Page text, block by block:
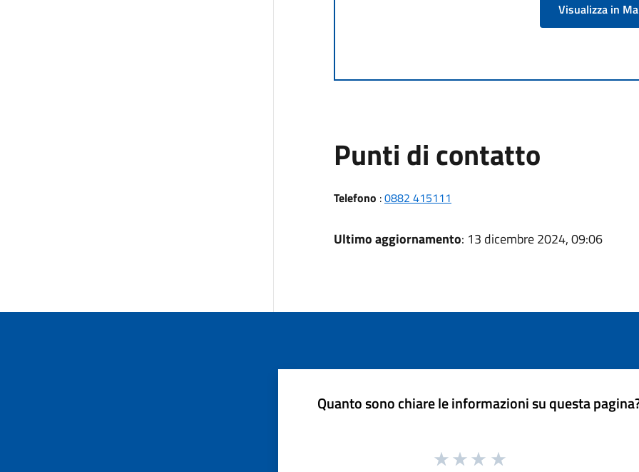
Visualizza in
Punti di contatto
Telefono :0882 415111
Ultimo aggiornamento: 13 dicembre 2024, 09:06
Quanto sono chiare le informazioni su questa